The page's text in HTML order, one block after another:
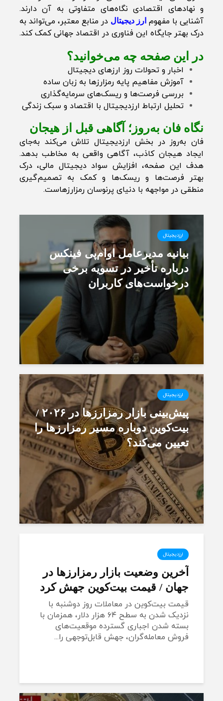
و نهادهای اقتصادی نگاه‌های متفاوتی به آن دارند.
آشنایی با مفهوم ارز دیجیتال در منابع معتبر، می‌تواند به
درک بهتر جایگاه این فناوری در اقتصاد جهانی کمک کند.
در این صفحه چه می‌خوانید؟
اخبار و تحولات روز ارزهای دیجیتال
آموزش مفاهیم پایه رمزارزها به زبان ساده
بررسی فرصت‌ها و ریسک‌های سرمایه‌گذاری
تحلیل ارتباط ارزدیجیتال با اقتصاد و سبک زندگی
نگاه فان به‌روز؛ آگاهی قبل از هیجان
فان به‌روز در بخش ارزدیجیتال تلاش می‌کند به‌جای
ایجاد هیجان کاذب، آگاهی واقعی به مخاطب بدهد.
هدف این صفحه، افزایش سواد دیجیتال مالی، درک
بهتر فرصت‌ها و ریسک‌ها و کمک به تصمیم‌گیری
منطقی در مواجهه با دنیای پرنوسان رمزارزهاست.
ارزدیجیتال
بیانیه مدیرعامل او‌ام‌پی فینکس
درباره تأخیر در تسویه برخی
درخواست‌های کاربران
ارزدیجیتال
پیش‌بینی بازار رمزارزها در ۲۰۲۶ /
بیت‌کوین دوباره مسیر رمزارزها را
تعیین می‌کند؟
ارزدیجیتال
آخرین وضعیت بازار رمزارزها در
جهان / قیمت بیت‌کوین جهش کرد
قیمت بیت‌کوین در معاملات روز دوشنبه با
نزدیک شدن به سطح ۶۴ هزار دلار، همزمان با
بسته شدن اجباری گسترده موقعیت‌های
فروش معامله‌گران، جهش قابل‌توجهی را...